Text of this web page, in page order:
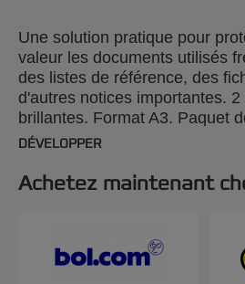
Une solution pratique pour
valeur les documents utilisés
des listes de référence, des
d'autres notices importantes.
brillantes. Format A3. Paquet
DÉVELOPPER
Achetez maintenant